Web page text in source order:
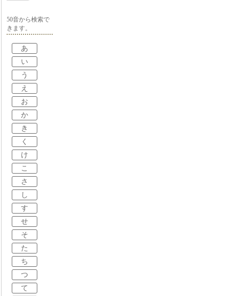
50音から検索で
きます。
あ
い
う
え
お
か
き
く
け
こ
さ
し
す
せ
そ
た
ち
つ
て